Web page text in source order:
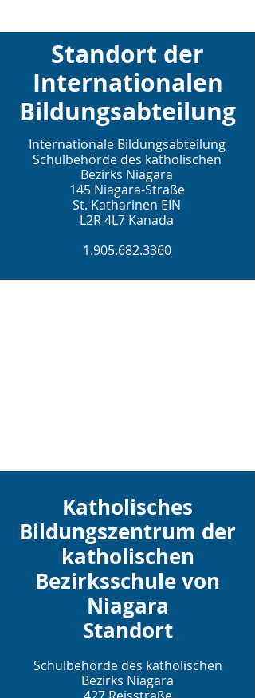
Standort der
Internationalen
Bildungsabteilung
Internationale Bildungsabteilung
Schulbehörde des katholischen
Bezirks Niagara
145 Niagara-Straße
St. Katharinen EIN
L2R 4L7 Kanada
1.905.682.3360
Katholisches
Bildungszentrum der
katholischen
Bezirksschule von
Niagara
Standort
Schulbehörde des katholischen
Bezirks Niagara